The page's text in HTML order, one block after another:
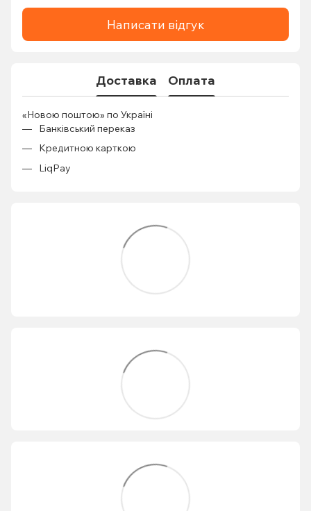
Написати відгук
Доставка Оплата
«Новою поштою» по Україні
Банківський переказ
Кредитною карткою
LiqPay